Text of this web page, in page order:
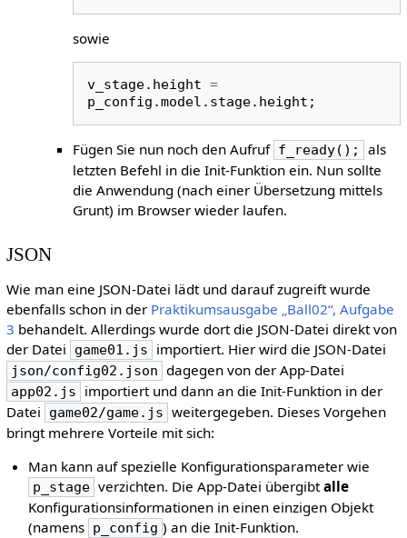
sowie
v_stage. height =
p_config .model . stage. height ;
Fügen Sie nun noch den Aufruf f_ready();
als
letzten Befehl in die Init-Funktion ein. Nun sollte
die Anwendung (nach einer Übersetzung mittels
Grunt) im Browser wieder laufen.
JSON
Wie man eine JSON-Datei lädt und darauf zugreift wurde
ebenfalls schon in der Praktikumsausgabe „Ball02“, Aufgabe
3 behandelt. Allerdings wurde dort die JSON-Datei direkt von
der Datei
game01.js importiert. Hier wird die JSON-Datei
json/config02.json dagegen von der App-Datei
app02.js
importiert und dann an die Init-Funktion in der
Datei
game02/game.js weitergegeben. Dieses Vorgehen
bringt mehrere Vorteile mit sich:
Man kann auf spezielle Konfigurationsparameter wie
p_stage verzichten. Die App-Datei übergibtalle
Konfigurationsinformationen in einen einzigen Objekt
(namens p_config ) an die Init-Funktion.